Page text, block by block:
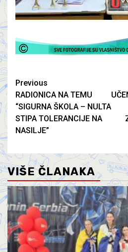
Previous
RADIONICA NA TEMU
“SIGURNA ŠKOLA – NULTA
STIPA TOLERANCIJE NA
NASILJE”
VIŠE ČLANAKA